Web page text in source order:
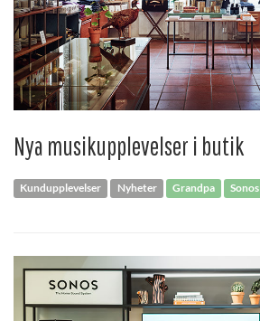
Nya musikupplevelser i butik
Kundupplevelser Nyheter Grandpa Sonos